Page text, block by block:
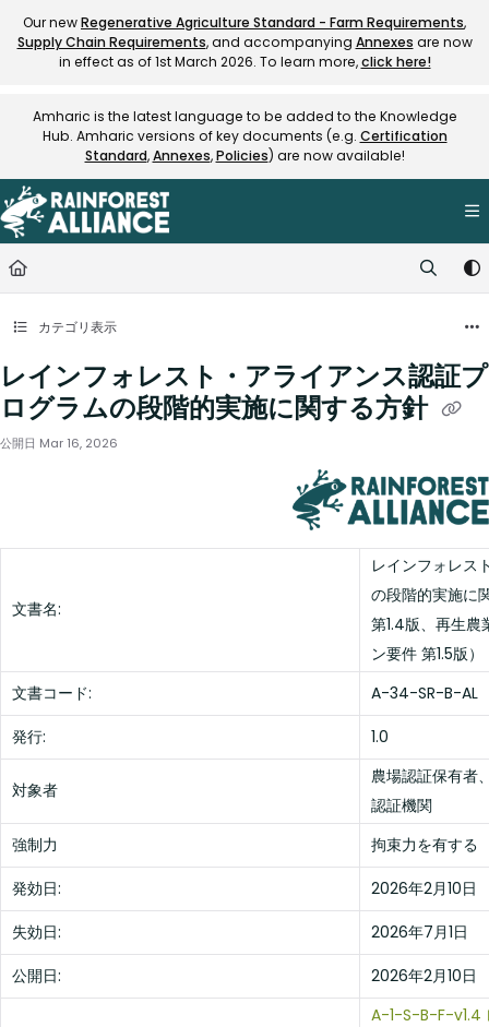
Documentation Index
Fetch the complete documentation index at:https://
Our newRegenerative Agriculture Standard - Farm Requirements,
Supply Chain Requirements, and accompanying Annexes are now
in effect as of 1st March 2026. To learn more,click here!
Amharic is the latest language to be added to the Knowledge
Hub. Amharic versions of key documents (e.g. Certification
Standard,Annexes,Policies) are now available!
カテゴリ表示
レインフォレスト・アライアンス認証プ
ログラムの段階的実施に関する方針
公開日 Mar 16, 2026
文書名:
レインフォレス
の段階的実施に
第1.4版、再生農
ン要件 第1.5版）
文書コード:
A-34-SR-B-AL
発行:
1.0
対象者
農場認証保有者
認証機関
強制力
拘束力を有する
発効日:
2026年2月10日
失効日:
2026年7月1日
公開日:
2026年2月10日
A-1-S-B-F-v1.4